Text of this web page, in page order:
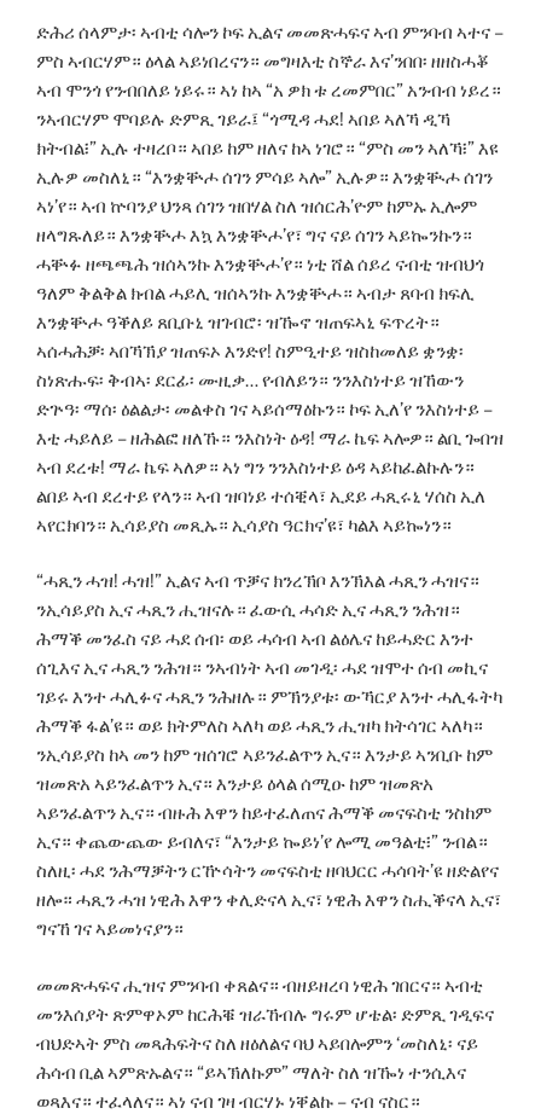
ድሕሪ ሰላምታ፡ ኣብቲ ሳሎን ኮፍ ኢልና መመጽሓፍና ኣብ ምንባብ ኣተና –
ምስ ኣብርሃም። ዕላል ኣይነበረናን። መግዛእቲ ስኞራ እና’ንበበ፡ ዘዘስሓቖ
ኣብ ሞንጎ የንብበለይ ነይሩ። ኣነ ከኣ “አ ዎክ ቱ ረመምበር” አንብብ ነይረ።
ንኣብርሃም ሞባይሉ ድምጺ ገይራ፤ “ጎሚዳ ሓደ! ኣበይ ኣለኻ ዲኻ
ክትብል፧” ኢሉ ተዛረቦ። ኣበይ ከም ዘለና ከኣ ነገሮ። “ምስ መን ኣለኻ፧” እዩ
ኢሉዎ መስለኒ። “እንቋቝሖ ሰገን ምሳይ ኣሎ” ኢሉዎ። እንቋቚሖ ሰገን
ኣነ’የ። ኣብ ኵባንያ ህንጻ ሰገን ዝበሃል ስለ ዝሰርሕ’ዮም ከምኡ ኢሎም
ዘላግጹለይ። እንቋቝሖ እኳ እንቋቝሖ’የ፣ ግና ናይ ሰገን ኣይኰንኩን።
ሓቝፉ ዘጫጫሕ ዝሰኣንኩ እንቋቝሖ’የ። ነቲ ሸል ሰይረ ናብቲ ዝብህጎ
ዓለም ቅልቅል ክብል ሓይሊ ዝሰኣንኩ እንቋቝሖ። ኣብታ ጸባብ ክፍሊ
እንቋቝሖ ዓቕለይ ጸቢቡኒ ዝገብሮ፡ ዝዀኖ ዝጠፍኣኒ ፍጥረት።
ኣሰሓሕቓ፡ ኣበኻኽያ ዝጠፍኦ እንድየ! ስምዒተይ ዝስከመለይ ቋንቋ፡
ስነጽሑፍ፡ ቅብኣ፡ ደርፊ፡ ሙዚቃ… የብለይን። ንንእስነተይ ዝኸውን
ድጕዓ፡ ማሰ፡ ዕልልታ፡ መልቀስ ገና ኣይሰማዕኩን። ኮፍ ኢለ’የ ንእስነተይ –
እቲ ሓይለይ – ዘሕልፎ ዘለኹ። ንእስነት ዕዳ! ማራ ኬፍ ኣሎዎ። ልቢ ጐበዝ
ኣብ ደረቱ! ማራ ኬፍ ኣለዎ። ኣነ ግን ንንእስነተይ ዕዳ ኣይከፈልኩሉን።
ልበይ ኣብ ደረተይ የላን። ኣብ ዝባነይ ተሰቒላ፣ ኢደይ ሓጺሩኒ ሃሰስ ኢለ
ኣየርክባን። ኢሳይያስ መጺኡ። ኢሳያስ ዓርክና’ዩ፣ ካልእ ኣይኰነን።
“ሓጺን ሓዝ! ሓዝ!” ኢልና ኣብ ጥቓና ክንረኽቦ እንኽእል ሓጺን ሓዝና።
ንኢሳይያስ ኢና ሓጺን ሒዝናሉ። ፈውሲ ሓሳድ ኢና ሓጺን ንሕዝ።
ሕማቕ መንፈስ ናይ ሓደ ሰብ፡ ወይ ሓሳብ ኣብ ልዕሌና ከይሓድር እንተ
ሰጊእና ኢና ሓጺን ንሕዝ። ንኣብነት ኣብ መገዲ፡ ሓደ ዝሞተ ሰብ መኪና
ገይሩ እንተ ሓሊፉና ሓጺን ንሕዘሉ። ምኽንያቱ፡ ውኻርያ እንተ ሓሊፋትካ
ሕማቕ ፋል’ዩ። ወይ ክትምለስ ኣለካ ወይ ሓጺን ሒዝካ ክትሳገር ኣለካ።
ንኢሳይያስ ከኣ መን ከም ዝሰገሮ ኣይንፈልጥን ኢና። እንታይ ኣንቢቡ ከም
ዝመጽአ ኣይንፈልጥን ኢና። እንታይ ዕላል ሰሚዑ ከም ዝመጽአ
ኣይንፈልጥን ኢና። ብዙሕ እዋን ከይተፈለጠና ሕማቕ መናፍስቲ ንስከም
ኢና። ቀጨውጨው ይብለና፣ “እንታይ ኰይነ’የ ሎሚ መዓልቲ፧” ንብል።
ስለዚ፡ ሓደ ንሕማቓትን ርዅሳትን መናፍስቲ ዘባህርር ሓሳባት’ዩ ዘድልየና
ዘሎ። ሓጺን ሓዝ ነዊሕ እዋን ቀሊድናላ ኢና፣ ነዊሕ እዋን ስሒቕናላ ኢና፣
ግናኸ ገና ኣይመነናያን።
መመጽሓፍና ሒዝና ምንባብ ቀጸልና። ብዘይዘረባ ነዊሕ ገበርና። ኣብቲ
መንእሰያት ጽምዋኦም ከርሕቑ ዝራኸብሉ ግሩም ሆቴል፡ ድምጺ ገዲፍና
ብህድኣት ምስ መጻሕፍትና ስለ ዘዕለልና ባህ ኣይበሎምን ‘መስለኒ፡ ናይ
ሕሳብ ቢል ኣምጽኡልና። “ይኣኽለኩም” ማለት ስለ ዝዀነ ተንሲእና
ወጻእና። ተፈላለና። ኣነ ናብ ገዛ ብርሃኑ ነቐልኩ – ናብ ናስር።